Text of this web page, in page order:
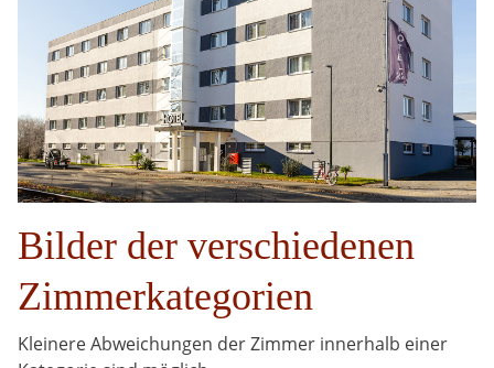
Bilder der verschiedenen
Zimmerkategorien
Kleinere Abweichungen der Zimmer innerhalb einer